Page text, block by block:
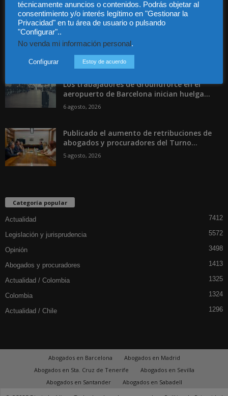
Incluso más noticias
responsabilidades penales por una
6 agosto, 2026
Los trabajadores de Groundforce en el
aeropuerto de Barcelona inician huelga...
6 agosto, 2026
Publicado el aumento de retribuciones de
abogados y procuradores del Turno...
5 agosto, 2026
Categoría popular
Actualidad 7412
Legislación y jurisprudencia 5572
Opinión 3498
Abogados y procuradores 1413
Actualidad / Colombia 1325
Colombia 1324
Actualidad / Chile 1296
Abogados en Barcelona
Abogados en Madrid
Abogados en Sta. Cruz de Tenerife
Abogados en Sevilla
Abogados en Santander
Abogados en Sabadell
técnicamente anuncios o contenidos. Podrás objetar al
consentimiento y/o interés legítimo en "Gestionar la
Privacidad" en tu área de usuario o pulsando
"Configurar"..
No venda mi información personal .
Configurar Estoy de acuerdo